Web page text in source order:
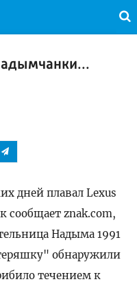
дней плавал Lexus
сообщает znak.com,
Надыма 1991
обнаружили
течением к